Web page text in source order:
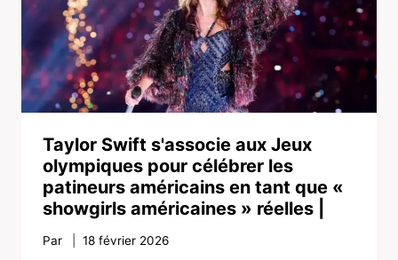
Taylor Swift s'associe aux Jeux
olympiques pour célébrer les
patineurs américains en tant que «
showgirls américaines » réelles |
Par 18 février 2026